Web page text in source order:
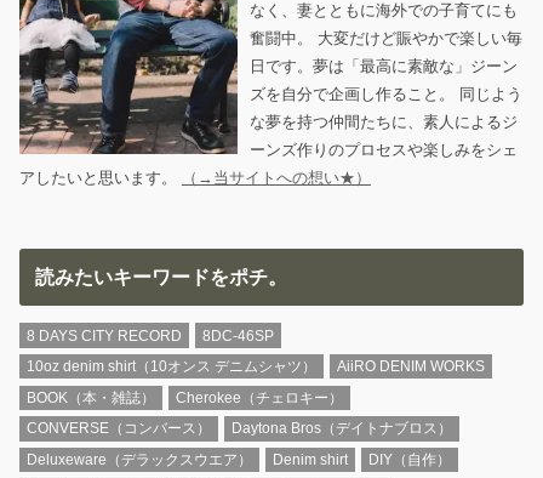
なく、妻とともに海外での子育てにも
奮闘中。 大変だけど賑やかで楽しい毎
日です。夢は「最高に素敵な」ジーン
ズを自分で企画し作ること。 同じよう
な夢を持つ仲間たちに、素人によるジ
ーンズ作りのプロセスや楽しみをシェ
アしたいと思います。
（→当サイトへの想い★）
読みたいキーワードをポチ。
8 DAYS CITY RECORD
8DC-46SP
10oz denim shirt（10オンス デニムシャツ）
AiiRO DENIM WORKS
BOOK（本・雑誌）
Cherokee（チェロキー）
CONVERSE（コンバース）
Daytona Bros（デイトナブロス）
Deluxeware（デラックスウエア）
Denim shirt
DIY（自作）